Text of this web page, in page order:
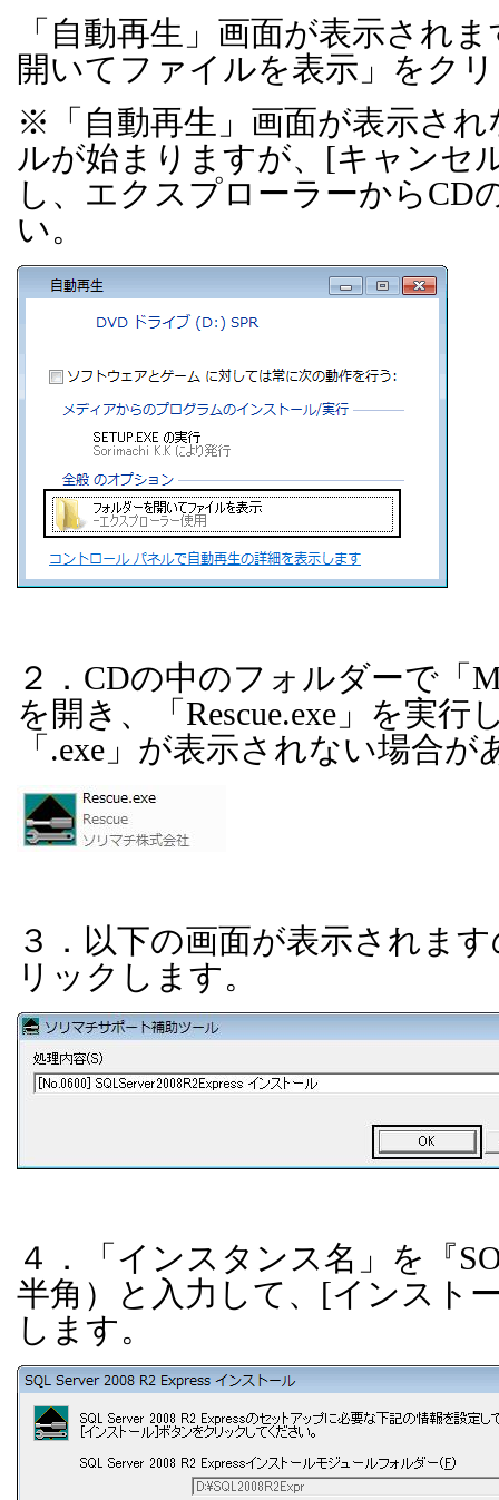
「自動再生」画面が表示され
開いてファイルを表示」をク
※「自動再生」画面が表示さ
ルが始まりますが、 [キャンセ
し、エクスプローラーからCD
い。
２． CDの中のフォルダーで「
を開き、「 Rescue.exe 」を実行
「 .exe 」が表示されない場合が
３．以下の画面が表示されま
リックします。
４．「インスタンス名」を『
半角）と入力して、 [インスト
します。